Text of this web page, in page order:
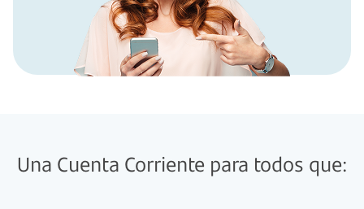
Una Cuenta Corriente para todos que: